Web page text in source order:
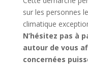
sur les personnes
climatique
N’hésitez pas à
autour de vous
concernées